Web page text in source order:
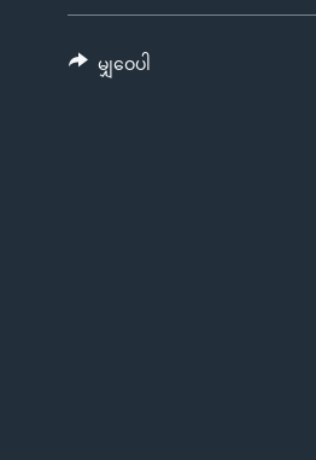
တရုတ်
အစ္စရေး-ပါလက်စတိုင်း
ရပ်ဝန်းတခု လမ်းတခု အလွန်
အင်္ဂလိပ်စာလေ့လာမယ်
မျှဝေပါ